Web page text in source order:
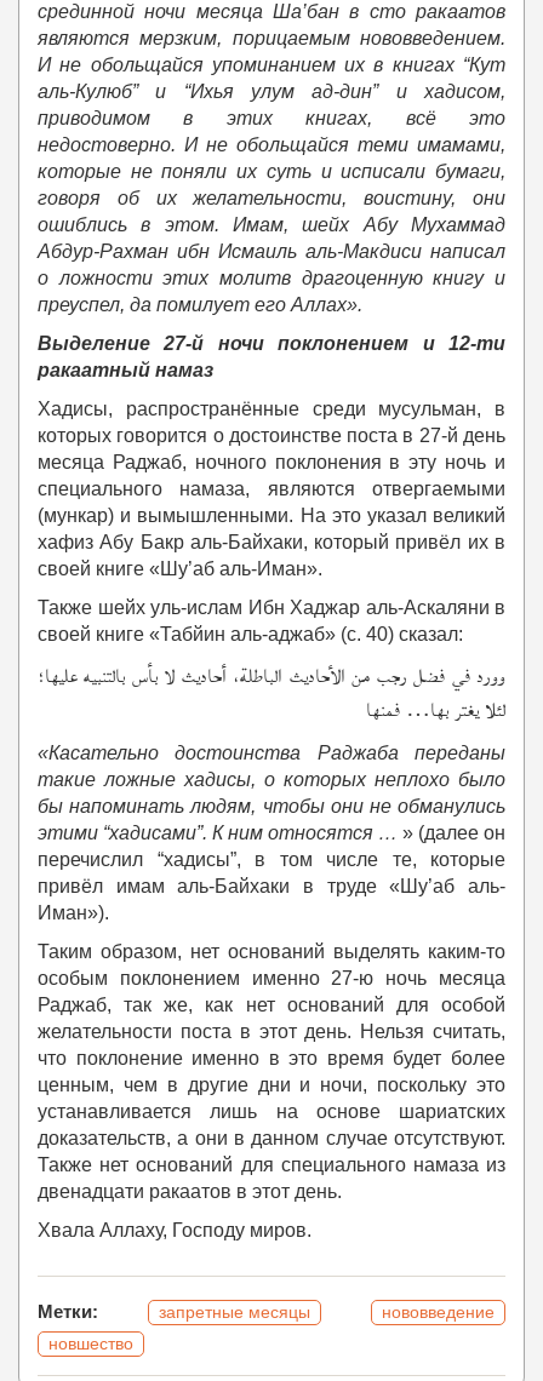
срединной ночи месяца Ша’бан в сто ракаатов
являются мерзким, порицаемым нововведением.
И не обольщайся упоминанием их в книгах “Кут
аль-Кулюб” и “Ихья улум ад-дин” и хадисом,
приводимом в этих книгах, всё это
недостоверно. И не обольщайся теми имамами,
которые не поняли их суть и исписали бумаги,
говоря об их желательности, воистину, они
ошиблись в этом. Имам, шейх Абу Мухаммад
Абдур-Рахман ибн Исмаиль аль-Макдиси написал
о ложности этих молитв драгоценную книгу и
преуспел, да помилует его Аллах».
Выделение 27-й ночи поклонением и 12-ти
ракаатный намаз
Хадисы, распространённые среди мусульман, в
которых говорится о достоинстве поста в 27-й день
месяца Раджаб, ночного поклонения в эту ночь и
специального намаза, являются отвергаемыми
(мункар) и вымышленными. На это указал великий
хафиз Абу Бакр аль-Байхаки, который привёл их в
своей книге «Шу’аб аль-Иман».
Также шейх уль-ислам Ибн Хаджар аль-Аскаляни в
своей книге «Табйин аль-аджаб» (с. 40) сказал:
وورد في فضل رجب من الأحاديث الباطلة، أحاديث لا بأس بالتنبيه عليها؛
لئلا يغتر بها… فمنها
«Касательно достоинства Раджаба переданы
такие ложные хадисы, о которых неплохо было
бы напоминать людям, чтобы они не обманулись
этими “хадисами”. К ним относятся … » (далее он
перечислил “хадисы”, в том числе те, которые
привёл имам аль-Байхаки в труде «Шу’аб аль-
Иман»).
Таким образом, нет оснований выделять каким-то
особым поклонением именно 27-ю ночь месяца
Раджаб, так же, как нет оснований для особой
желательности поста в этот день. Нельзя считать,
что поклонение именно в это время будет более
ценным, чем в другие дни и ночи, поскольку это
устанавливается лишь на основе шариатских
доказательств, а они в данном случае отсутствуют.
Также нет оснований для специального намаза из
двенадцати ракаатов в этот день.
Хвала Аллаху, Господу миров.
Метки: запретные месяцы
нововведение
новшество